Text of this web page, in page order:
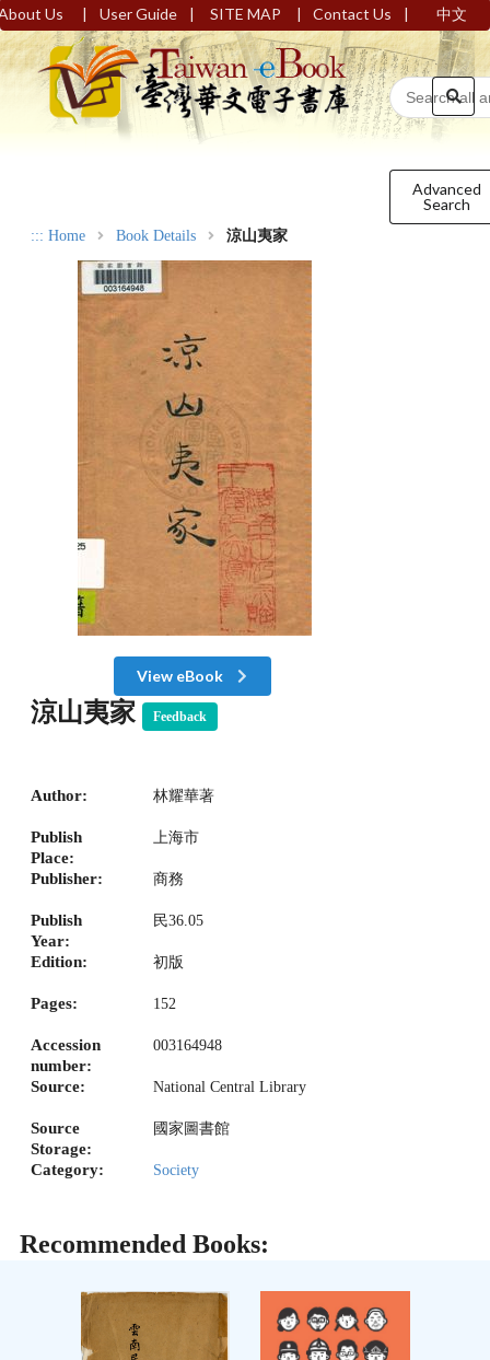
Us | User Guide | SITE MAP | Contact Us | 中文
Advanced
Search
::: Home Book Details 涼山夷家
View eBook
涼山夷家 Feedback
Author: 林耀華著
Publish
Place:
上海市
Publisher: 商務
Publish
Year:
民36.05
Edition: 初版
Pages: 152
Accession
number:
003164948
Source: National Central Library
Source
Storage:
國家圖書館
Category: Society
Recommended Books: